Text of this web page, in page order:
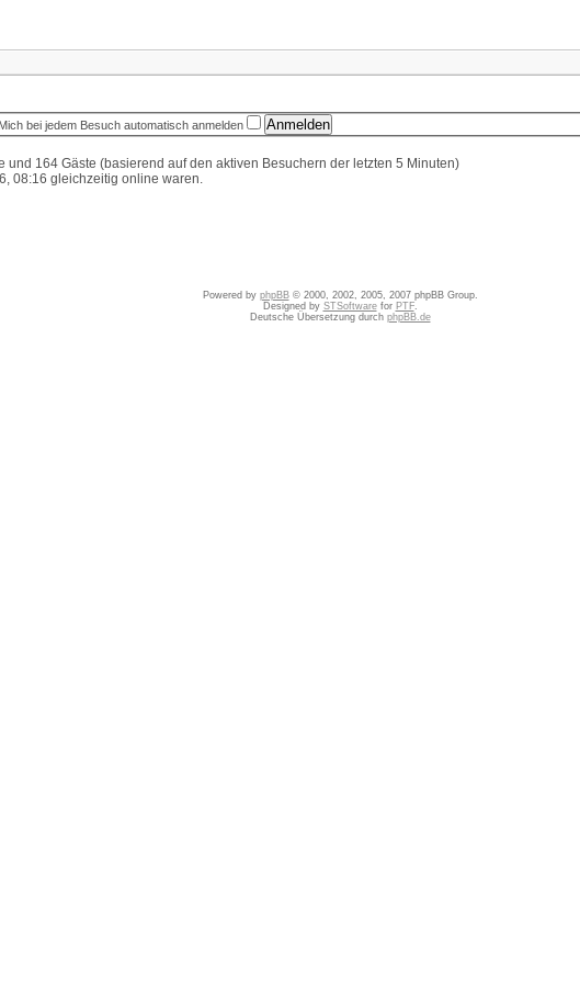
Mich bei jedem Besuch automatisch anmelden
und 164 Gäste (basierend auf den aktiven Besuchern der letzten 5 Minuten)
08:16 gleichzeitig online waren.
Powered by phpBB© 2000, 2002, 2005, 2007 phpBB Group.
Designed by STSoftwarefor PTF.
Deutsche Übersetzung durch phpBB.de